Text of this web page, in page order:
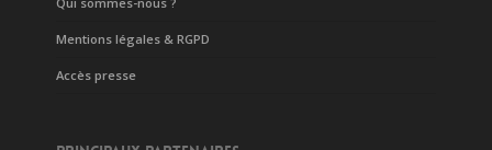
Mentions légales & RGPD
Accès presse